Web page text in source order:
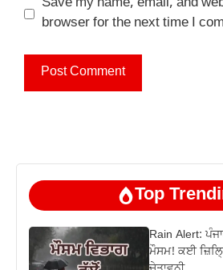
browser for the next time I
Top
Rain Alert:
ਮੌਸਮ! ਕਈ